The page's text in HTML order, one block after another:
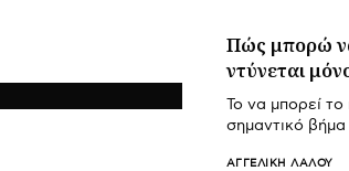
Πώς μπορώ
ντύνεται
Το να μπορεί το
σημαντικό
ΑΓΓΕΛΙΚΉ ΛΆΛΟΥ